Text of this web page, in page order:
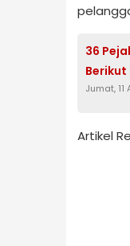
36
Berikut
Jumat,
Artikel